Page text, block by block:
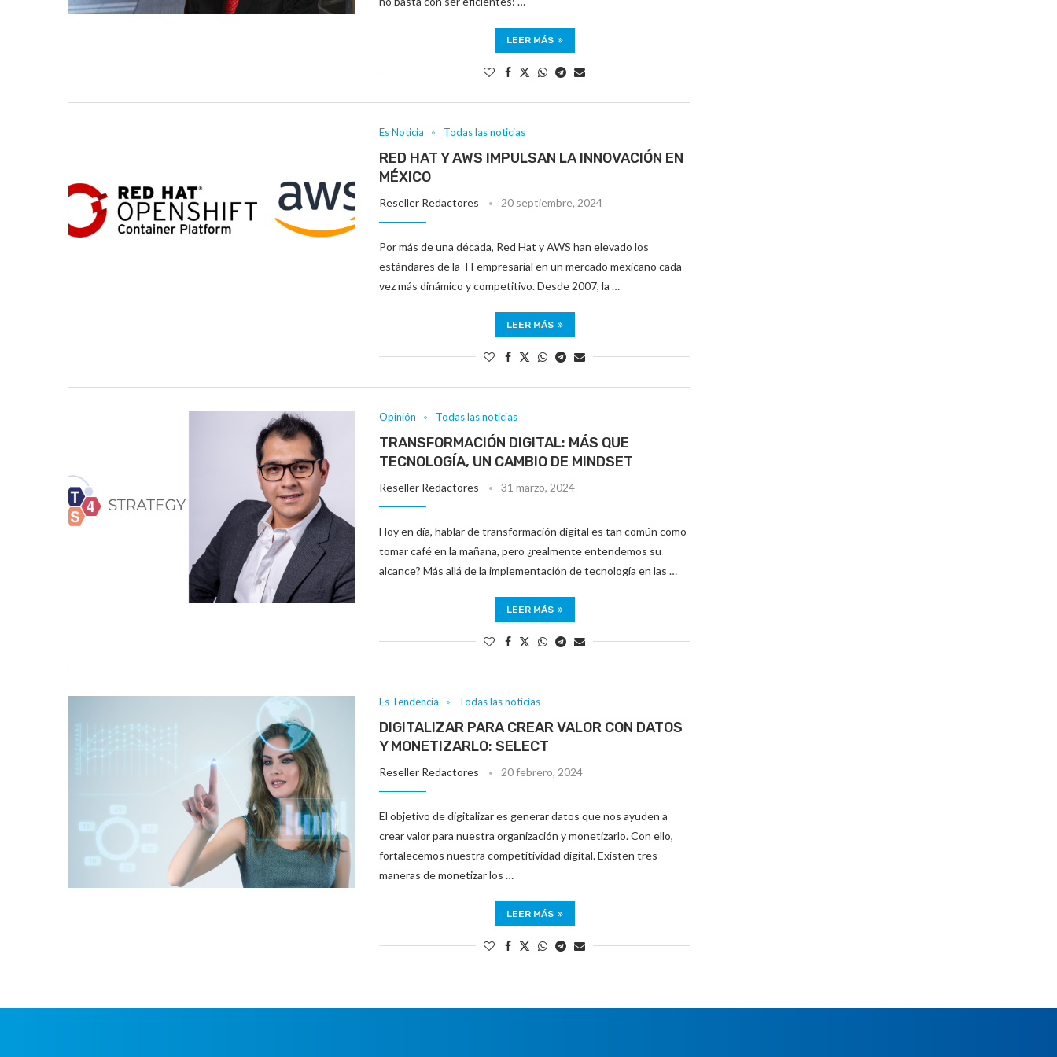
LEER MÁS
Es Noticia Todas las noticias
RED HAT Y AWS IMPULSAN LA INNOVACIÓN EN
MÉXICO
Reseller Redactores 20 septiembre, 2024
Por más de una década, Red Hat y AWS han elevado los
estándares de la TI empresarial en un mercado mexicano cada
vez más dinámico y competitivo. Desde 2007, la …
LEER MÁS
Opinión Todas las noticias
TRANSFORMACIÓN DIGITAL: MÁS QUE
TECNOLOGÍA, UN CAMBIO DE MINDSET
Reseller Redactores 31 marzo, 2024
Hoy en día, hablar de transformación digital es tan común como
tomar café en la mañana, pero ¿realmente entendemos su
alcance? Más allá de la implementación de tecnología en las …
LEER MÁS
Es Tendencia Todas las noticias
DIGITALIZAR PARA CREAR VALOR CON DATOS
Y MONETIZARLO: SELECT
Reseller Redactores 20 febrero, 2024
El objetivo de digitalizar es generar datos que nos ayuden a
crear valor para nuestra organización y monetizarlo. Con ello,
fortalecemos nuestra competitividad digital. Existen tres
maneras de monetizar los …
LEER MÁS